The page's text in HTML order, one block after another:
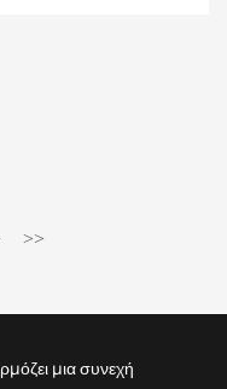
>>
μια συνεχή